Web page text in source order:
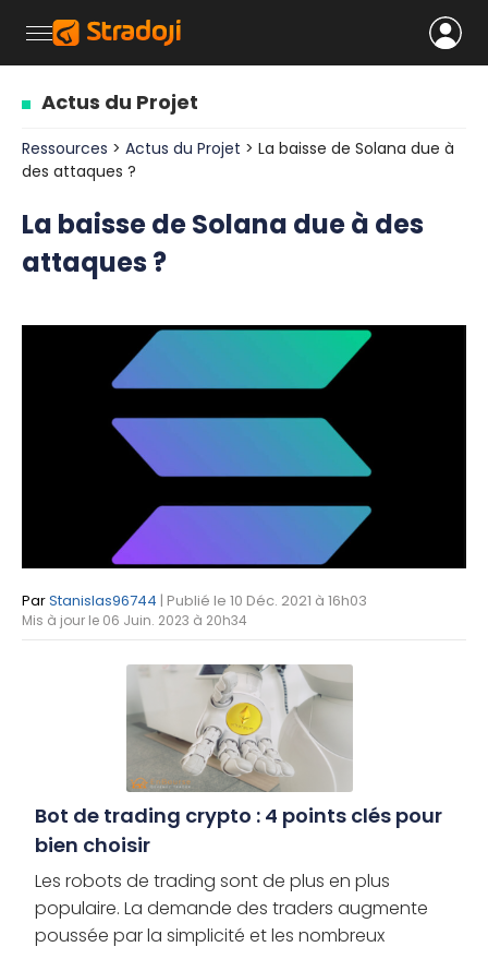
Actus du Projet
Ressources > Actus du Projet > La baisse de Solana due à
des attaques ?
La baisse de Solana due à des
attaques ?
ParStanislas96744 | Publié le 10 Déc. 2021 à 16h03
Mis à jour le 06 Juin. 2023 à 20h34
Bot de trading crypto : 4 points clés pour
bien choisir
Les robots de trading sont de plus en plus
populaire. La demande des traders augmente
poussée par la simplicité et les nombreux